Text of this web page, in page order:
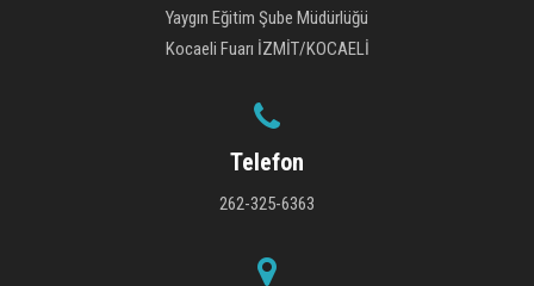
Yaygın Eğitim Şube Müdürlüğü
Kocaeli Fuarı İZMİT/KOCAELİ
Telefon
262-325-6363